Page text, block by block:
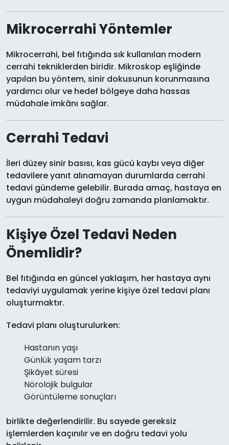
Mikrocerrahi Yöntemler
Mikrocerrahi, bel fıtığında sık kullanılan modern
cerrahi tekniklerden biridir. Mikroskop eşliğinde
yapılan bu yöntem, sinir dokusunun korunmasına
yardımcı olur ve hedef bölgeye daha hassas
müdahale imkânı sağlar.
Cerrahi Tedavi
İleri düzey sinir basısı, kas gücü kaybı veya diğer
tedavilere yanıt alınamayan durumlarda cerrahi
tedavi gündeme gelebilir. Burada amaç, hastaya en
uygun müdahaleyi doğru zamanda planlamaktır.
Kişiye Özel Tedavi Neden
Önemlidir?
Bel fıtığında en güncel yaklaşım, her hastaya aynı
tedaviyi uygulamak yerine kişiye özel tedavi planı
oluşturmaktır.
Tedavi planı oluşturulurken:
Hastanın yaşı
Günlük yaşam tarzı
Şikâyet süresi
Nörolojik bulgular
Görüntüleme sonuçları
birlikte değerlendirilir. Bu sayede gereksiz
işlemlerden kaçınılır ve en doğru tedavi yolu